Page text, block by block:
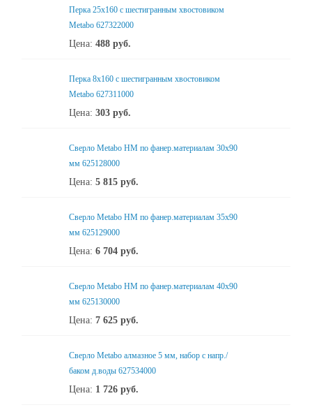
Перка 25x160 с шестигранным хвостовиком
Metabo 627322000
Цена: 488 руб.
Перка 8x160 с шестигранным хвостовиком
Metabo 627311000
Цена: 303 руб.
Сверло Metabo HM по фанер.материалам 30х90
мм 625128000
Цена: 5 815 руб.
Сверло Metabo HM по фанер.материалам 35х90
мм 625129000
Цена: 6 704 руб.
Сверло Metabo HM по фанер.материалам 40х90
мм 625130000
Цена: 7 625 руб.
Сверло Metabo алмазное 5 мм, набор с напр./
баком д.воды 627534000
Цена: 1 726 руб.